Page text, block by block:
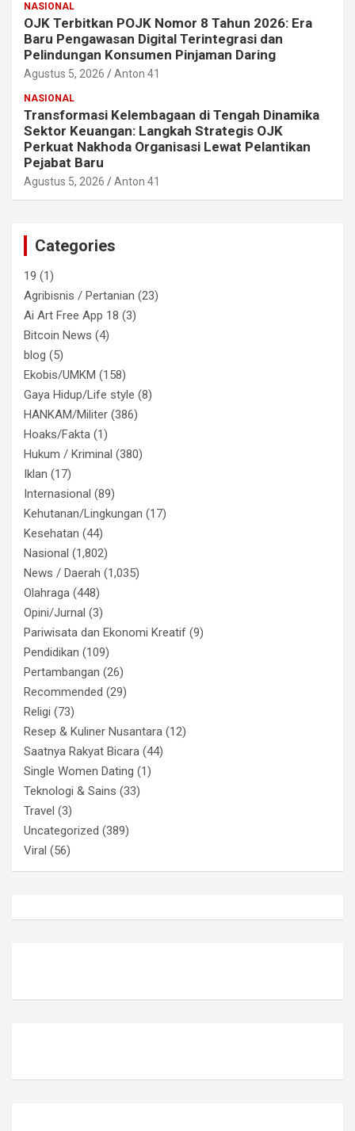
NASIONAL
OJK Terbitkan POJK Nomor 8 Tahun 2026: Era
Baru Pengawasan Digital Terintegrasi dan
Pelindungan Konsumen Pinjaman Daring
Agustus 5, 2026 Anton 41
NASIONAL
Transformasi Kelembagaan di Tengah Dinamika
Sektor Keuangan: Langkah Strategis OJK
Perkuat Nakhoda Organisasi Lewat Pelantikan
Pejabat Baru
Agustus 5, 2026 Anton 41
Categories
19 (1)
Agribisnis / Pertanian (23)
Ai Art Free App 18 (3)
Bitcoin News (4)
blog (5)
Ekobis/UMKM (158)
Gaya Hidup/Life style (8)
HANKAM/Militer (386)
Hoaks/Fakta (1)
Hukum / Kriminal (380)
Iklan (17)
Internasional (89)
Kehutanan/Lingkungan (17)
Kesehatan (44)
Nasional (1,802)
News / Daerah (1,035)
Olahraga (448)
Opini/Jurnal (3)
Pariwisata dan Ekonomi Kreatif (9)
Pendidikan (109)
Pertambangan (26)
Recommended (29)
Religi (73)
Resep & Kuliner Nusantara (12)
Saatnya Rakyat Bicara (44)
Single Women Dating (1)
Teknologi & Sains (33)
Travel (3)
Uncategorized (389)
Viral (56)